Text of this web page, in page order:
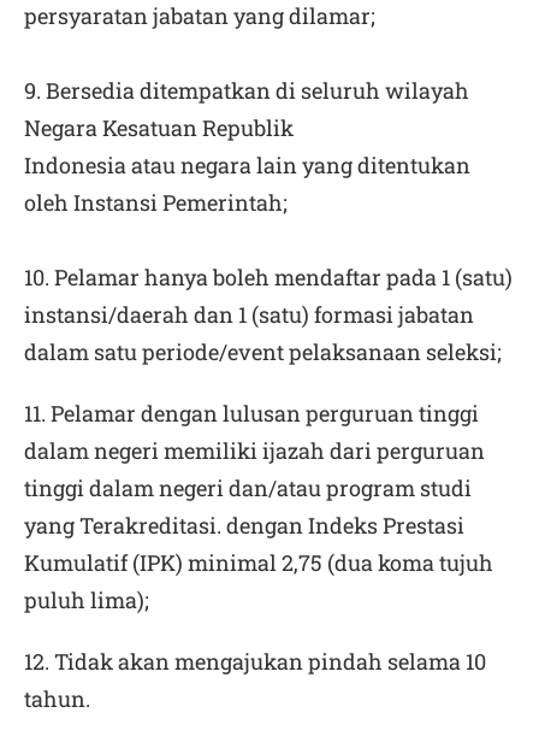
persyaratan jabatan yang dilamar;
9. Bersedia ditempatkan di seluruh wilayah
Negara Kesatuan Republik
Indonesia atau negara lain yang ditentukan
oleh Instansi Pemerintah;
10. Pelamar hanya boleh mendaftar pada 1 (satu)
instansi/daerah dan 1 (satu) formasi jabatan
dalam satu periode/event pelaksanaan seleksi;
11. Pelamar dengan lulusan perguruan tinggi
dalam negeri memiliki ijazah dari perguruan
tinggi dalam negeri dan/atau program studi
yang Terakreditasi. dengan Indeks Prestasi
Kumulatif (IPK) minimal 2,75 (dua koma tujuh
puluh lima);
12. Tidak akan mengajukan pindah selama 10
tahun.